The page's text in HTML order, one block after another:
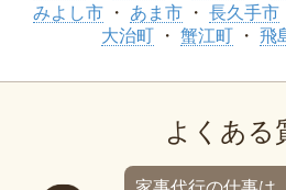
みよし市
あま市 長久手市
大治町
蟹江町 飛
よくある